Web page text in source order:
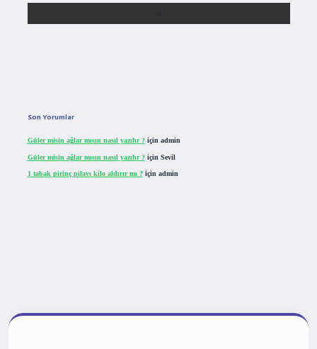
Son Yorumlar
Güler misin ağlar mısın nasıl yazılır ?için admin
Güler misin ağlar mısın nasıl yazılır ?için Sevil
1 tabak pirinç pilavı kilo aldırır mı ?için admin